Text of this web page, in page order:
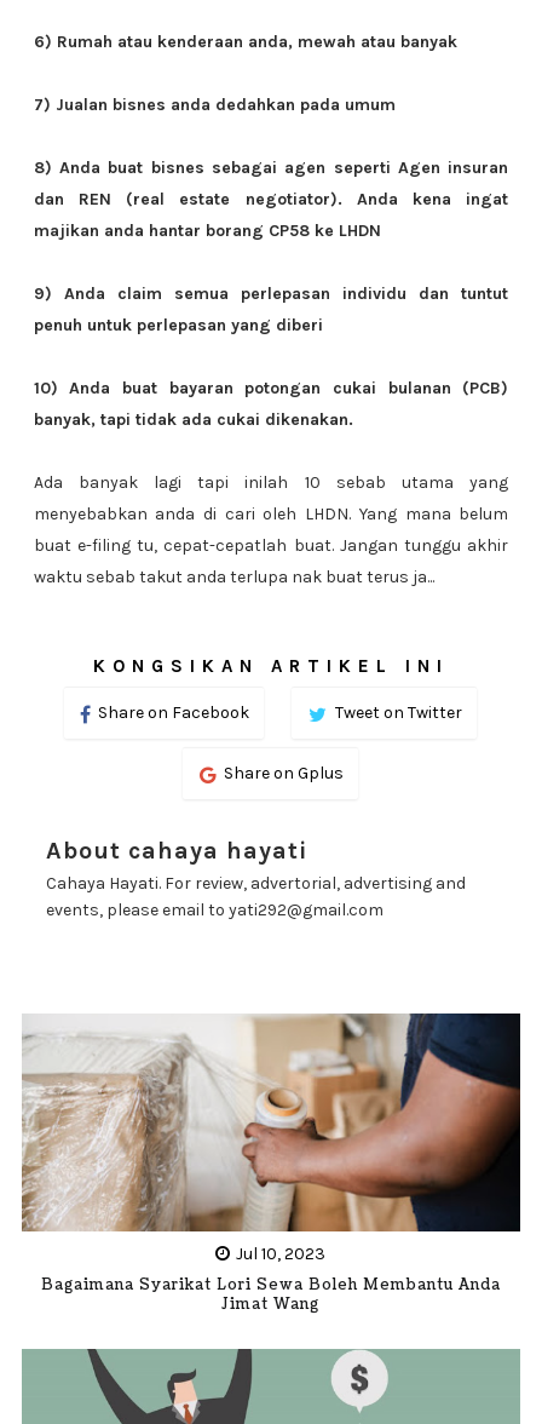
6) Rumah atau kenderaan anda, mewah atau banyak
7) Jualan bisnes anda dedahkan pada umum
8) Anda buat bisnes sebagai agen seperti Agen insuran
dan REN (real estate negotiator). Anda kena ingat
majikan anda hantar borang CP58 ke LHDN
9) Anda claim semua perlepasan individu dan tuntut
penuh untuk perlepasan yang diberi
10) Anda buat bayaran potongan cukai bulanan (PCB)
banyak, tapi tidak ada cukai dikenakan.
Ada banyak lagi tapi inilah 10 sebab utama yang
menyebabkan anda di cari oleh LHDN. Yang mana belum
buat e-filing tu, cepat-cepatlah buat. Jangan tunggu akhir
waktu sebab takut anda terlupa nak buat terus ja...
KONGSIKAN ARTIKEL INI
Share on Facebook Tweet on Twitter
Share on Gplus
About cahaya hayati
Cahaya Hayati. For review, advertorial, advertising and
events, please email to yati292@gmail.com
Jul 10, 2023
Bagaimana Syarikat Lori Sewa Boleh Membantu Anda
Jimat Wang